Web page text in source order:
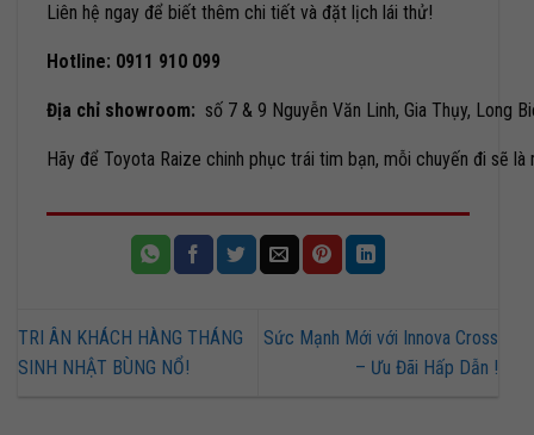
Liên hệ ngay để biết thêm chi tiết và đặt lịch lái thử!
Hotline: 0911 910 099
Địa chỉ showroom: số 7 & 9 Nguyễn Văn Linh, Gia Thụy, Long
Hãy để Toyota Raize chinh phục trái tim bạn, mỗi chuyến đi sẽ
TRI ÂN KHÁCH HÀNG THÁNG
SINH NHẬT BÙNG NỔ!
Sức Mạnh Mới với Innova Cross
– Ưu Đãi Hấp Dẫn !